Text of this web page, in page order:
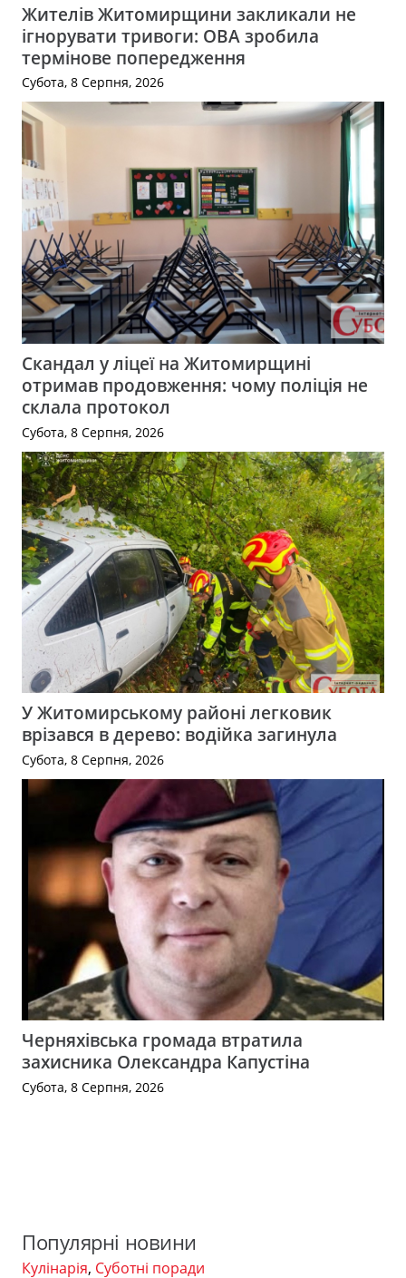
Жителів Житомирщини закликали не
ігнорувати тривоги: ОВА зробила
термінове попередження
Субота, 8 Серпня, 2026
Скандал у ліцеї на Житомирщині
отримав продовження: чому поліція не
склала протокол
Субота, 8 Серпня, 2026
У Житомирському районі легковик
врізався в дерево: водійка загинула
Субота, 8 Серпня, 2026
Черняхівська громада втратила
захисника Олександра Капустіна
Субота, 8 Серпня, 2026
Популярні новини
Кулінарія, Суботні поради